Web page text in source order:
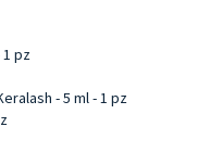
pz
- 5 ml - 1 pz